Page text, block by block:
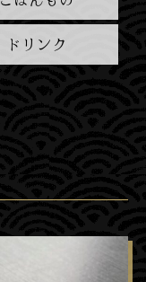
ドリンク